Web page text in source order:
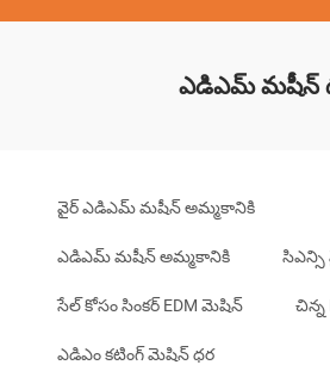
ఎడిఎమ్ మషీన్
వైర్ ఎడిఎమ్ మషీన్ అమ్మకానికి
ఎడిఎమ్ మషీన్ అమ్మకానికి
సేల్ కోసం సింకర్ EDM మెషిన్ చిన్న
ఎడిఎం కటింగ్ మెషిన్ ధర